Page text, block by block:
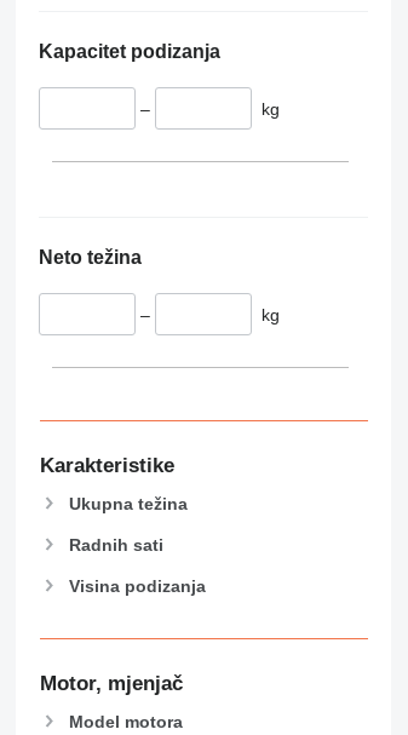
Kapacitet podizanja
– kg
Neto težina
– kg
Karakteristike
Ukupna težina
Radnih sati
Visina podizanja
Motor, mjenjač
Model motora